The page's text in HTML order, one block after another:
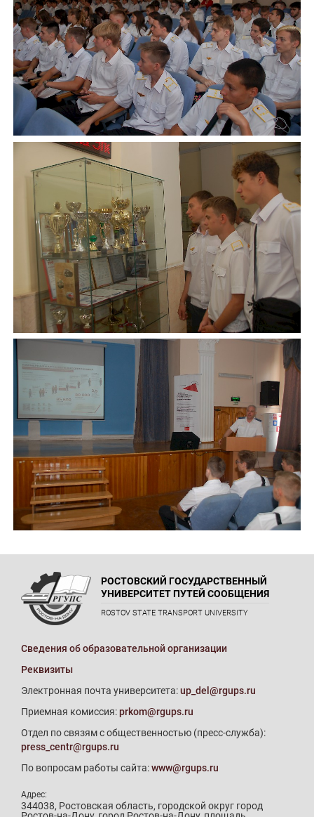
РОСТОВСКИЙ ГОСУДАРСТВЕННЫЙ
УНИВЕРСИТЕТ ПУТЕЙ СООБЩЕНИЯ
ROSTOV STATE TRANSPORT UNIVERSITY
Сведения об образовательной организации
Реквизиты
Электронная почта университета:up_del@rgups.ru
Приемная комиссия:prkom@rgups.ru
Отдел по связям с общественностью (пресс-служба):
press_centr@rgups.ru
По вопросам работы сайта:www@rgups.ru
Адрес:
344038, Ростовская область, городской округ город